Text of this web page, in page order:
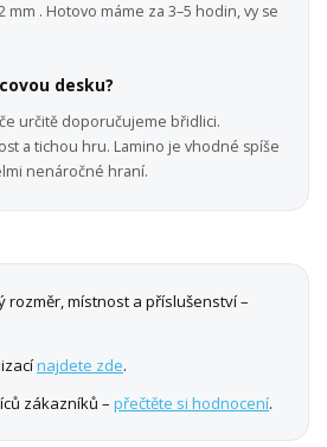
mm . Hotovo máme za 3–5 hodin, vy se
desku?
určitě doporučujeme břidlici.
a tichou hru. Lamino je vhodné spíše
nenáročné hraní.
rozměr, místnost a příslušenství –
najdete zde.
zákazníků – přečtěte si hodnocení.